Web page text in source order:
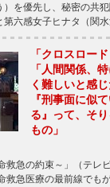
）を優先し、秘密の共
第六感女子ヒナタ（関
「クロスロー
「人間関係、
く難しいと感
『刑事面に似
る』って、そ
もの」
急の約束～」（テレ
急医療の最前線でも